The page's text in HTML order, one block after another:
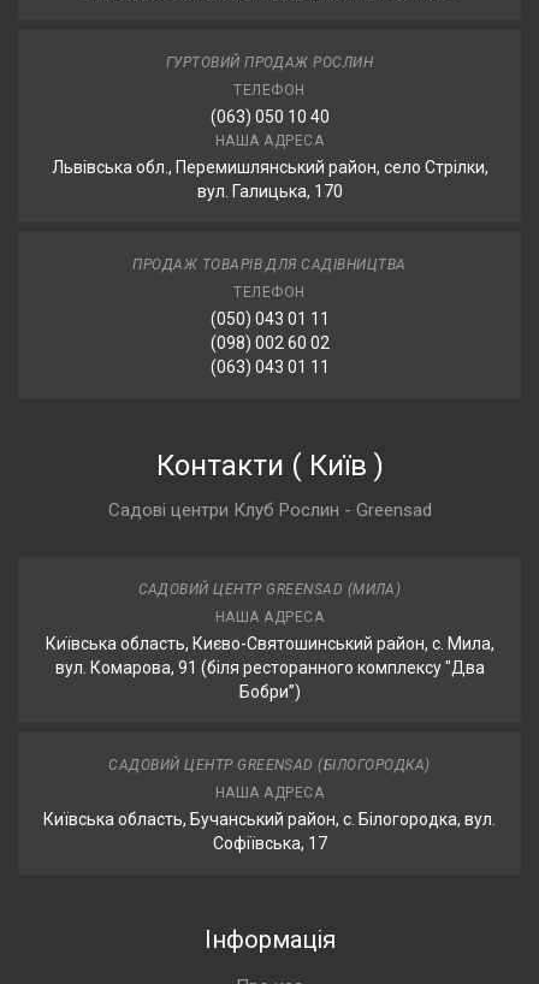
ГУРТОВИЙ ПРОДАЖ РОСЛИН
ТЕЛЕФОН
(063) 050 10 40
НАША АДРЕСА
Львівська обл., Перемишлянський район, село Стрілки,
вул. Галицька, 170
ПРОДАЖ ТОВАРІВ ДЛЯ САДІВНИЦТВА
ТЕЛЕФОН
(050) 043 01 11
(098) 002 60 02
(063) 043 01 11
Контакти ( Київ )
Садові центри Клуб Рослин - Greensad
САДОВИЙ ЦЕНТР GREENSAD (МИЛА)
НАША АДРЕСА
Київська область, Києво-Святошинський район, с. Мила,
вул. Комарова, 91 (біля ресторанного комплексу "Два
Бобри”)
САДОВИЙ ЦЕНТР GREENSAD (БІЛОГОРОДКА)
НАША АДРЕСА
Київська область, Бучанський район, с. Білогородка, вул.
Софіївська, 17
Інформація